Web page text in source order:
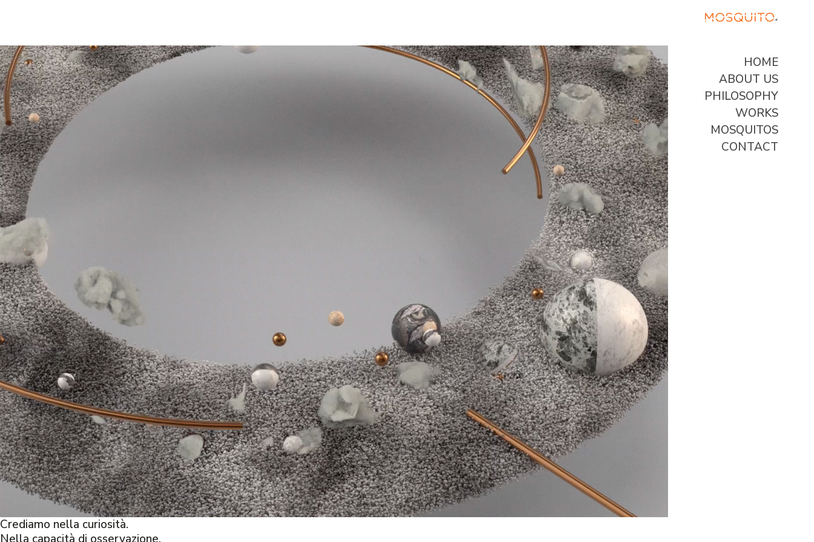
Crediamo nella curiosità.
HOME
ABOUT US
PHILOSOPHY
WORKS
MOSQUITOS
CONTACT